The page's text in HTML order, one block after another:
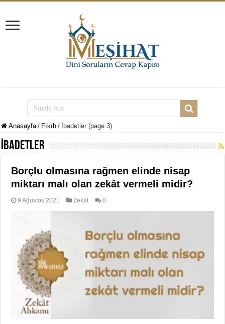
Anasayfa / Fıkıh / İbadetler (page 3)
İbadetler
Borçlu olmasına rağmen elinde nisap
miktarı malı olan zekât vermeli midir?
9 Ağustos 2021 Zekat 0